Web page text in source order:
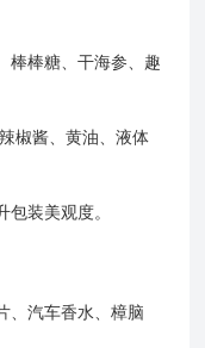
棒糖、干海参、趣
椒酱、黄油、液体
装美观度。
汽车香水、樟脑